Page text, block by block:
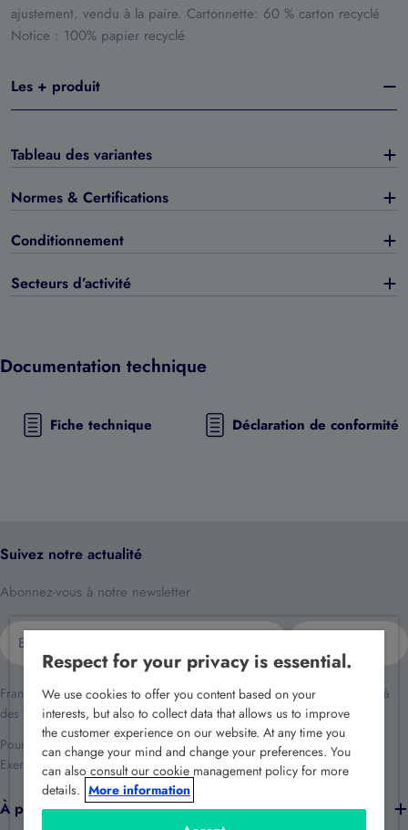
ajustement. vendu à la paire. Cartonnette: 60 % carton recyclé
Notice : 100% papier recyclé
Les + produit
Tableau des variantes
Normes & Certifications
Conditionnement
Secteurs d’activité
Documentation technique
Fiche technique Déclaration de conformité
Suivez notre actualité
Abonnez-vous à notre newsletter
mail
France Sécurité traite vos données dans le cadre de la relation client et à
des fins de prospection commerciale.
Pour en savoir plus reportez-vous à notre
politique de confidentialité
Exercez vos droits en écrivant àrgpd@france-securite.fr .
À propos de nous
Respect for your privacy is essential.
We use cookies to offer you content based on your
interests, but also to collect data that allows us to improve
the customer experience on our website. At any time you
can change your mind and change your preferences. You
can also consult our cookie management policy for more
details. More information